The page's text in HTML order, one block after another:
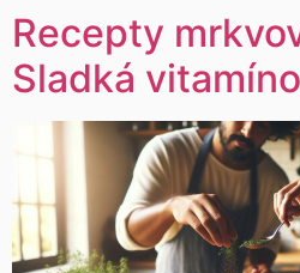
Recepty
Sladká